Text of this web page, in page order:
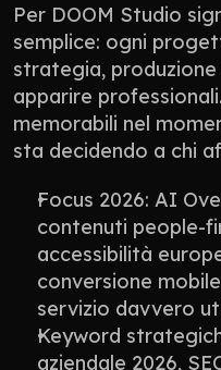
Per DOOM Studio
semplice: ogni
strategia,
apparire
memorabili nel
sta decidendo a chi
Focus 2026: AI
contenuti people-
accessibilità
conversione
servizio davvero
Keyword
aziendale 2026,